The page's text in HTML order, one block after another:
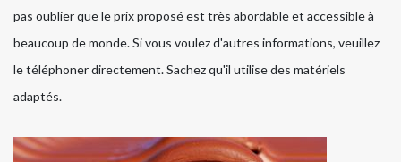
pas oublier que le prix proposé est très abordable et accessible à
beaucoup de monde. Si vous voulez d'autres informations, veuillez
le téléphoner directement. Sachez qu'il utilise des matériels
adaptés.